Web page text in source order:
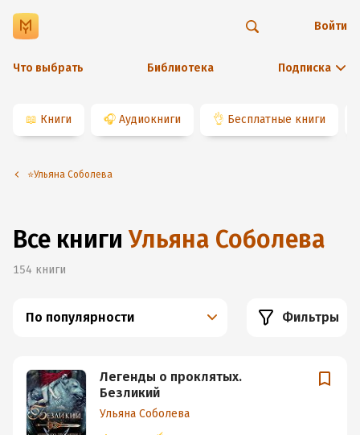
Что выбрать Библиотека Подписка
Войти
📖 Книги 🎧 Аудиокниги 👌 Бесплатные книги
⭐️Ульяна Соболева
Все книги Ульяна Соболева
154 книги
По популярности Фильтры
Легенды о проклятых.
Безликий
Ульяна Соболева